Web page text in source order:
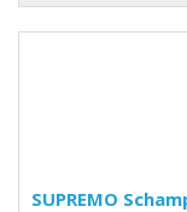
SUPREMO